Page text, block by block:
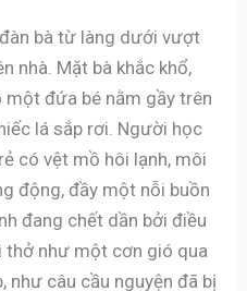
bà từ làng dưới vượt
nhà. Mặt bà khắc khổ,
đứa bé nằm gầy trên
lá sắp rơi. Người học
có vệt mồ hôi lạnh, môi
động, đầy một nỗi buồn
đang chết dần bởi điều
thở như một cơn gió qua
như câu cầu nguyện đã bị